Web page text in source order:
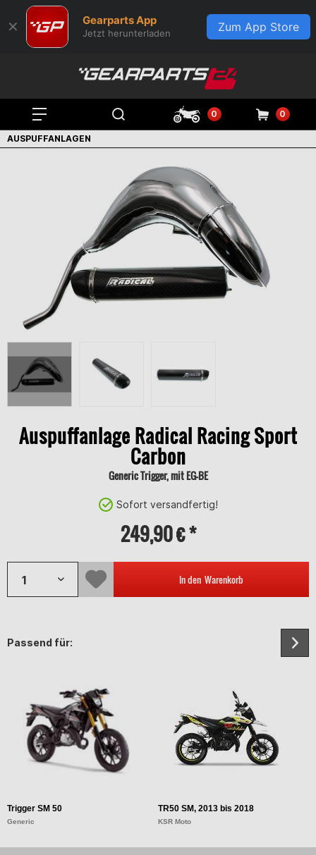
✕ Gearparts App
Jetzt herunterladen Zum App Store
0 0
AUSPUFFANLAGEN
Auspuffanlage Radical Racing Sport
Carbon
Generic Trigger, mit EG-BE
Sofort versandfertig!
249,90 € *
In den Warenkorb
Passend für:
Trigger SM 50
Generic
TR50 SM, 2013 bis 2018
KSR Moto